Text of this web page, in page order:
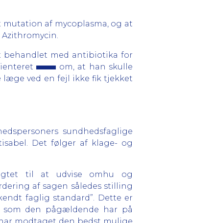
af mycoplasma, og at
behandlet med antibiotika for
om, at han skulle
læge ved en fejl ikke fik tjekket
sundhedsfaglige
Det følger af klage- og
til at udvise omhu og
af sagen således stilling
faglig standard”. Dette er
som den pågældende har på